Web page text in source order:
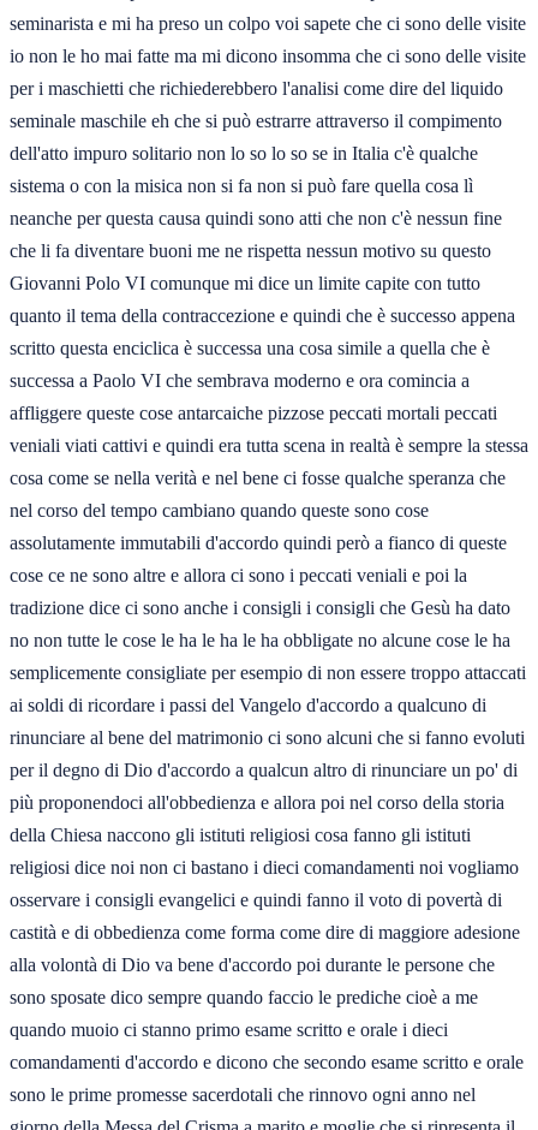
seminarista e mi ha preso un colpo voi sapete che ci sono delle visite
io non le ho mai fatte ma mi dicono insomma che ci sono delle visite
per i maschietti che richiederebbero l'analisi come dire del liquido
seminale maschile eh che si può estrarre attraverso il compimento
dell'atto impuro solitario non lo so lo so se in Italia c'è qualche
sistema o con la misica non si fa non si può fare quella cosa lì
neanche per questa causa quindi sono atti che non c'è nessun fine
che li fa diventare buoni me ne rispetta nessun motivo su questo
Giovanni Polo VI comunque mi dice un limite capite con tutto
quanto il tema della contraccezione e quindi che è successo appena
scritto questa enciclica è successa una cosa simile a quella che è
successa a Paolo VI che sembrava moderno e ora comincia a
affliggere queste cose antarcaiche pizzose peccati mortali peccati
veniali viati cattivi e quindi era tutta scena in realtà è sempre la stessa
cosa come se nella verità e nel bene ci fosse qualche speranza che
nel corso del tempo cambiano quando queste sono cose
assolutamente immutabili d'accordo quindi però a fianco di queste
cose ce ne sono altre e allora ci sono i peccati veniali e poi la
tradizione dice ci sono anche i consigli i consigli che Gesù ha dato
no non tutte le cose le ha le ha le ha obbligate no alcune cose le ha
semplicemente consigliate per esempio di non essere troppo attaccati
ai soldi di ricordare i passi del Vangelo d'accordo a qualcuno di
rinunciare al bene del matrimonio ci sono alcuni che si fanno evoluti
per il degno di Dio d'accordo a qualcun altro di rinunciare un po' di
più proponendoci all'obbedienza e allora poi nel corso della storia
della Chiesa naccono gli istituti religiosi cosa fanno gli istituti
religiosi dice noi non ci bastano i dieci comandamenti noi vogliamo
osservare i consigli evangelici e quindi fanno il voto di povertà di
castità e di obbedienza come forma come dire di maggiore adesione
alla volontà di Dio va bene d'accordo poi durante le persone che
sono sposate dico sempre quando faccio le prediche cioè a me
quando muoio ci stanno primo esame scritto e orale i dieci
comandamenti d'accordo e dicono che secondo esame scritto e orale
sono le prime promesse sacerdotali che rinnovo ogni anno nel